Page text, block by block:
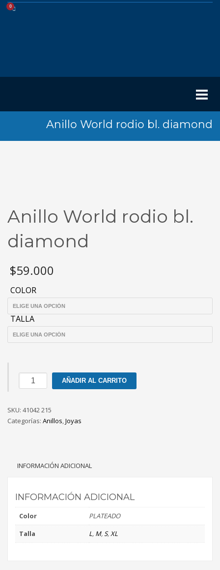
Anillo World rodio bl. diamond
Anillo World rodio bl.
diamond
$59.000
COLOR
TALLA
Anillo
World
bl.
diamond
AÑADIR AL CARRITO
SKU: 41042 215
Categorías: Anillos,Joyas
INFORMACIÓN ADICIONAL
INFORMACIÓN ADICIONAL
Color
PLATEADO
Talla
L, M,S,XL